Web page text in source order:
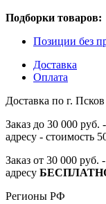
Подборки товаров:
Позиции без
Доставка
Оплата
Доставка по г. Псков
Заказ до 30 000 руб.
адресу - стоимость
Заказ от 30 000 руб.
адресу
Регионы РФ